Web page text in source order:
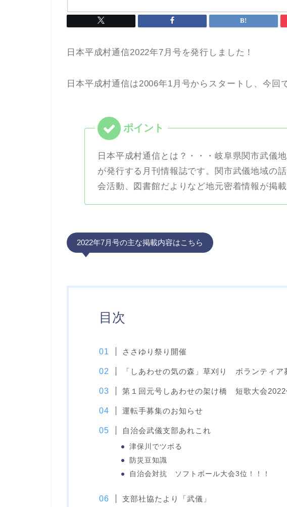
日本平成村通信2022年7月号を発行しました！
日本平成村通信は2006年1月号からスタートし、今回
日本平成村通信とは？ ・・・岐阜県関市武儀
が発行する月刊情報誌です。関市武儀地域の
会活動、図書館だよりなど地元密着情報が掲載
2022年7月号の主な掲載内容はこちら
目次
ささゆり祭り開催
「しあわせの気の森」草刈り ボランティア
第１回元号しあわせの架け橋 短歌大会2022
運転手募集のお知らせ
自治会武儀支部あれこれ
津保川でツボる
防災豆知識
自治会対抗 ソフトボール大会3位！！！
支部社協たより「武儀」